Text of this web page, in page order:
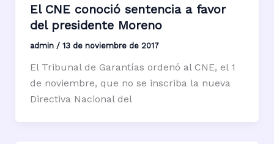
El CNE conoció sentencia a favor
del presidente Moreno
admin / 13 de noviembre de 2017
El Tribunal de Garantías ordenó al CNE, el 1
de noviembre, que no se inscriba la nueva
Directiva Nacional del